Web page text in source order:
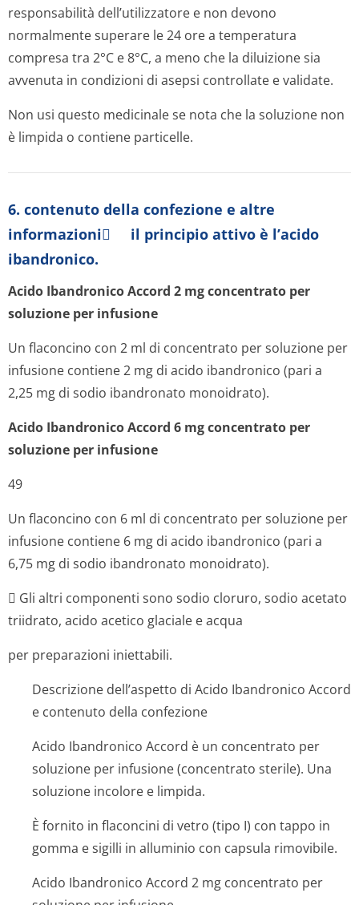
responsabilità dell’utilizzatore e non devono
normalmente superare le 24 ore a temperatura
compresa tra 2°C e 8°C, a meno che la diluizione sia
avvenuta in condizioni di asepsi controllate e validate.
Non usi questo medicinale se nota che la soluzione non
è limpida o contiene particelle.
6. contenuto della confezione e altre
informazioni il principio attivo è l’acido
ibandronico.
Acido Ibandronico Accord 2 mg concentrato per
soluzione per infusione
Un flaconcino con 2 ml di concentrato per soluzione per
infusione contiene 2 mg di acido ibandronico (pari a
2,25 mg di sodio ibandronato monoidrato).
Acido Ibandronico Accord 6 mg concentrato per
soluzione per infusione
49
Un flaconcino con 6 ml di concentrato per soluzione per
infusione contiene 6 mg di acido ibandronico (pari a
6,75 mg di sodio ibandronato monoidrato).
 Gli altri componenti sono sodio cloruro, sodio acetato
triidrato, acido acetico glaciale e acqua
per preparazioni iniettabili.
Descrizione dell’aspetto di Acido Ibandronico Accord
e contenuto della confezione
Acido Ibandronico Accord è un concentrato per
soluzione per infusione (concentrato sterile). Una
soluzione incolore e limpida.
È fornito in flaconcini di vetro (tipo I) con tappo in
gomma e sigilli in alluminio con capsula rimovibile.
Acido Ibandronico Accord 2 mg concentrato per